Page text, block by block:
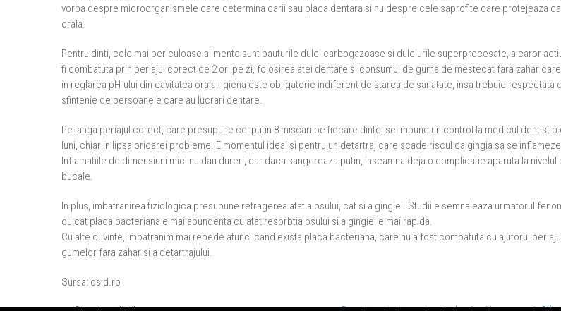
vorba despre microorganismele care determina carii sau placa dentara si nu despre cele saprofite care protejeaza
orala.
Pentru dinti, cele mai periculoase alimente sunt bauturile dulci carbogazoase si dulciurile superprocesate, a caror
fi combatuta prin periajul corect de 2 ori pe zi, folosirea atei dentare si consumul de guma de mestecat fara zahar
in reglarea pH-ului din cavitatea orala. Igiena este obligatorie indiferent de starea de sanatate, insa trebuie respectata
sfintenie de persoanele care au lucrari dentare.
Pe langa periajul corect, care presupune cel putin 8 miscari pe fiecare dinte, se impune un control la medicul dentist o
luni, chiar in lipsa oricarei probleme. E momentul ideal si pentru un detartraj care scade riscul ca gingia sa se
Inflamatiile de dimensiuni mici nu dau dureri, dar daca sangereaza putin, inseamna deja o complicatie aparuta la nivelul
bucale.
In plus, imbatranirea fiziologica presupune retragerea atat a osului, cat si a gingiei. Studiile semnaleaza urmatorul
cu cat placa bacteriana e mai abundenta cu atat resorbtia osului si a gingiei e mai rapida.
Cu alte cuvinte, imbatranim mai repede atunci cand exista placa bacteriana, care nu a fost combatuta cu ajutorul
gumelor fara zahar si a detartrajului.
Sursa: csid.ro